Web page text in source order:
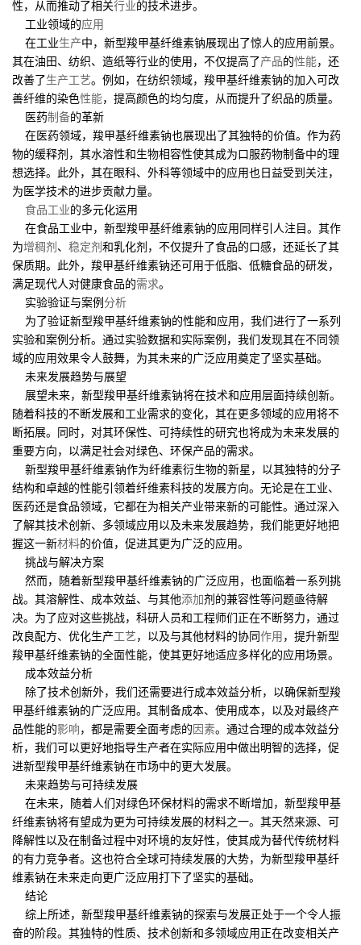
性，从而推动了相关行业的技术进步。
工业领域的应用
在工业生产中，新型羧甲基纤维素钠展现出了惊人的应用前景。
其在油田、纺织、造纸等行业的使用，不仅提高了产品的性能，还
改善了生产工艺。例如，在纺织领域，羧甲基纤维素钠的加入可改
善纤维的染色性能，提高颜色的均匀度，从而提升了织品的质量。
医药制备的革新
在医药领域，羧甲基纤维素钠也展现出了其独特的价值。作为药
物的缓释剂，其水溶性和生物相容性使其成为口服药物制备中的理
想选择。此外，其在眼科、外科等领域中的应用也日益受到关注，
为医学技术的进步贡献力量。
食品工业的多元化运用
在食品工业中，新型羧甲基纤维素钠的应用同样引人注目。其作
为增稠剂 、 稳定剂和乳化剂，不仅提升了食品的口感，还延长了其
保质期。此外，羧甲基纤维素钠还可用于低脂、低糖食品的研发，
满足现代人对健康食品的需求。
实验验证与案例 分析
为了验证新型羧甲基纤维素钠的性能和应用，我们进行了一系列
实验和案例分析。通过实验数据和实际案例，我们发现其在不同领
域的应用效果令人鼓舞，为其未来的广泛应用奠定了坚实基础。
未来发展趋势与展望
展望未来，新型羧甲基纤维素钠将在技术和应用层面持续创新。
随着科技的不断发展和工业需求的变化，其在更多领域的应用将不
断拓展。同时，对其环保性、可持续性的研究也将成为未来发展的
重要方向，以满足社会对绿色、环保产品的需求。
新型羧甲基纤维素钠作为纤维素衍生物的新星，以其独特的分子
结构和卓越的性能引领着纤维素科技的发展方向。无论是在工业、
医药还是食品领域，它都在为相关产业带来新的可能性。通过深入
了解其技术创新、多领域应用以及未来发展趋势，我们能更好地把
握这一新材料的价值，促进其更为广泛的应用。
挑战与解决方案
然而，随着新型羧甲基纤维素钠的广泛应用，也面临着一系列挑
战。其溶解性、成本效益、与其他添加剂的兼容性等问题亟待解
决。为了应对这些挑战，科研人员和工程师们正在不断努力，通过
改良配方、优化生产工艺，以及与其他材料的协同作用 ，提升新型
羧甲基纤维素钠的全面性能，使其更好地适应多样化的应用场景。
成本效益分析
除了技术创新外，我们还需要进行成本效益分析，以确保新型羧
甲基纤维素钠的广泛应用。其制备成本、使用成本，以及对最终产
品性能的影响，都是需要全面考虑的因素。通过合理的成本效益分
析，我们可以更好地指导生产者在实际应用中做出明智的选择，促
进新型羧甲基纤维素钠在市场中的更大发展。
未来趋势与可持续发展
在未来，随着人们对绿色环保材料的需求不断增加，新型羧甲基
纤维素钠将有望成为更为可持续发展的材料之一。其天然来源、可
降解性以及在制备过程中对环境的友好性，使其成为替代传统材料
的有力竞争者。这也符合全球可持续发展的大势，为新型羧甲基纤
维素钠在未来走向更广泛应用打下了坚实的基础。
结论
综上所述，新型羧甲基纤维素钠的探索与发展正处于一个令人振
奋的阶段。其独特的性质、技术创新和多领域应用正在改变相关产